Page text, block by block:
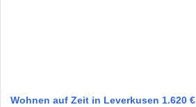
Wohnen auf Zeit in Leverkusen 1.620 €